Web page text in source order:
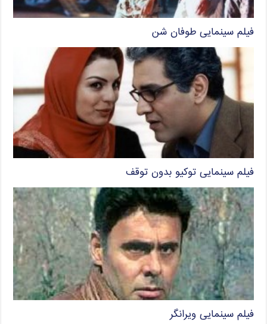
فیلم سینمایی طوفان شن
فیلم سینمایی توکیو بدون توقف
فیلم سینمایی ویرانگر